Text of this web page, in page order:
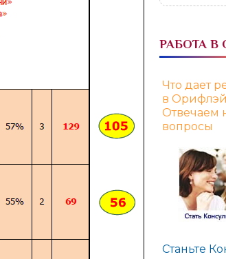
РАБОТА
Что дает
в
Отвечаем
вопросы
Станьте